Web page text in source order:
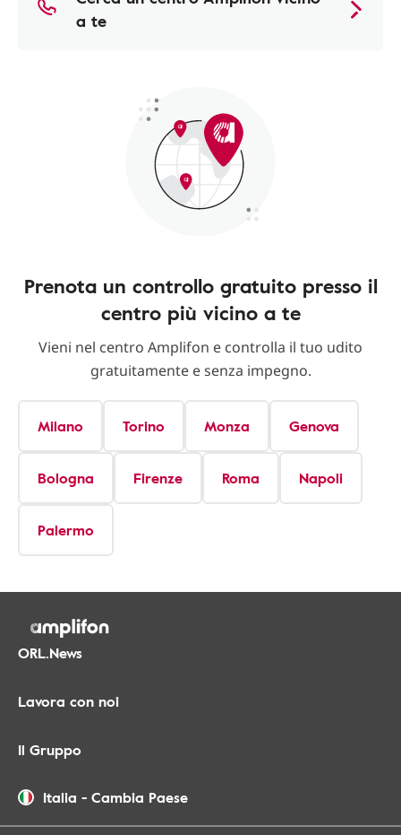
a te
Prenota un controllo gratuito presso il
centro più vicino a te
Vieni nel centro Amplifon e controlla il tuo udito
gratuitamente e senza impegno.
Milano Torino Monza Genova
Bologna Firenze Roma Napoli
Palermo
ORL.News
Lavora con noi
Il Gruppo
Italia - Cambia Paese